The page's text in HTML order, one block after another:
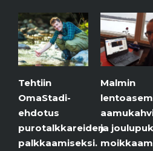
Malmin
lentoasemalla
aamukahvilla
ja joulupukkia
moikkaamassa.